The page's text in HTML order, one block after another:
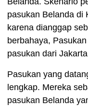
pasukan Belanda di
karena dianggap
berbahaya,
pasukan dari
Pasukan yang
lengkap. Mereka
pasukan Belanda